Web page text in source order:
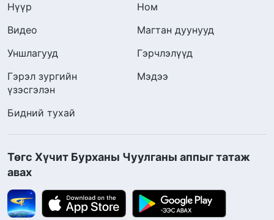
Нүүр
Ном
Видео
Магтан дуунууд
Уншлагууд
Гэрчлэлүүд
Гэрэл зургийн
үзэсгэлэн
Мэдээ
Бидний тухай
Төгс Хүчит Бурханы Чуулганы аппыг татаж
авах